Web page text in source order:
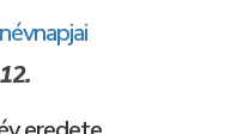
névnapjai